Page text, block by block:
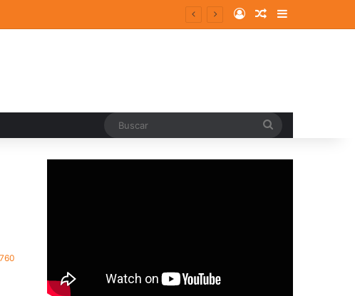
Log InRandom Article
Sidebar
760